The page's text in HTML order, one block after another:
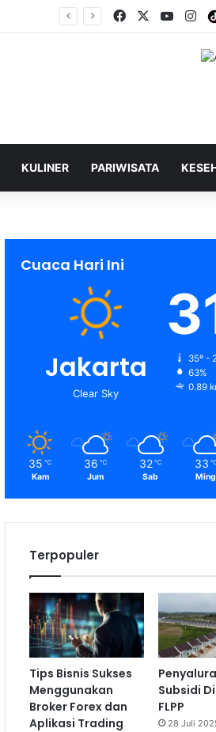
Facebook
KULINER PARIWISATA
Cuaca Hari Ini
Jakarta
Clear Sky
35º -
63%
0.89
35 ℃
Kam
36 ℃
Jum
32 ℃
Sab
33
Ming
Terpopuler
Tips Bisnis Sukses
Menggunakan
Broker Forex dan
Aplikasi Trading
Subsidi
FLPP
28 Juli